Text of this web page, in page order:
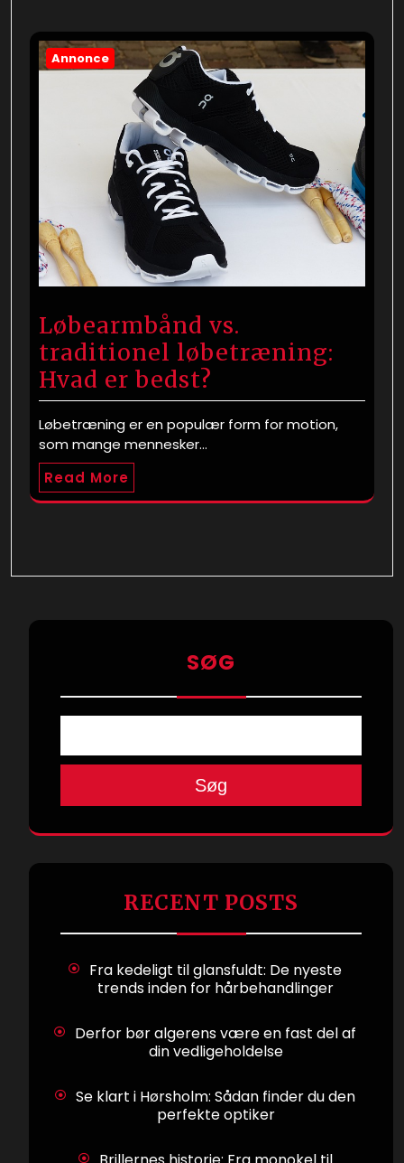
Annonce
Løbearmbånd vs.
traditionel løbetræning:
Hvad er bedst?
Løbetræning er en populær form for motion,
som mange mennesker…
Read More
SØG
Søg
RECENT POSTS
Fra kedeligt til glansfuldt: De nyeste
trends inden for hårbehandlinger
Derfor bør algerens være en fast del af
din vedligeholdelse
Se klart i Hørsholm: Sådan finder du den
perfekte optiker